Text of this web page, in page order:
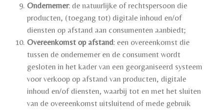
Ondernemer: de natuurlijke of rechtspersoon die
producten, (toegang tot) digitale inhoud en/of
diensten op afstand aan consumenten aanbiedt;
Overeenkomst op afstand: een overeenkomst die
tussen de ondernemer en de consument wordt
gesloten in het kader van een georganiseerd systeem
voor verkoop op afstand van producten, digitale
inhoud en/of diensten, waarbij tot en met het sluiten
van de overeenkomst uitsluitend of mede gebruik